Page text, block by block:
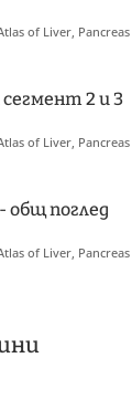
of Liver,
2 и 3
of Liver,
общ поглед
of Liver,